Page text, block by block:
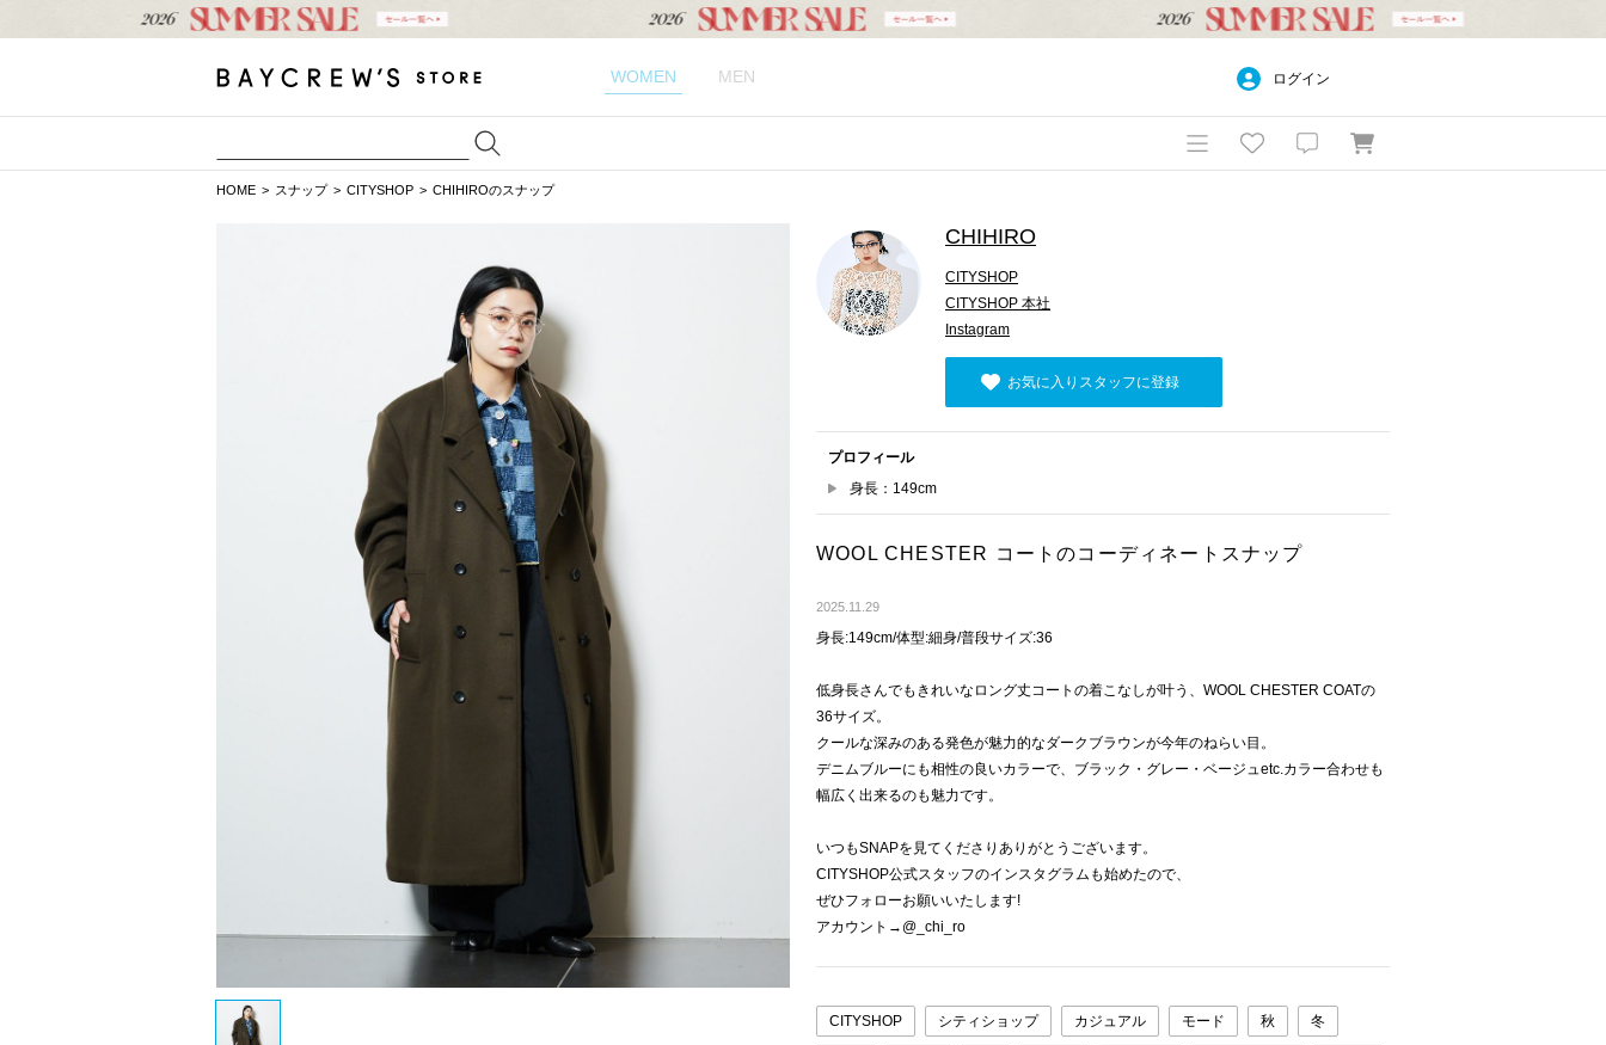
WOMEN MEN ログイン
HOME スナップ CITYSHOP CHIHIROのスナップ
CHIHIRO
CITYSHOP
CITYSHOP 本社
Instagram
お気に入りスタッフに登録
プロフィール
身長：149cm
WOOL CHESTER コートのコーディネートスナップ
2025.11.29
身長:149cm/体型:細身/普段サイズ:36
低身長さんでもきれいなロング丈コートの着こなしが叶う、WOOL CHESTER COATの
36サイズ。
クールな深みのある発色が魅力的なダークブラウンが今年のねらい目。
デニムブルーにも相性の良いカラーで、ブラック・グレー・ベージュetc.カラー合わせも
幅広く出来るのも魅力です。
いつもSNAPを見てくださりありがとうございます。
CITYSHOP公式スタッフのインスタグラムも始めたので、
ぜひフォローお願いいたします!
アカウント→@_chi_ro
CITYSHOP シティショップ カジュアル モード 秋 冬